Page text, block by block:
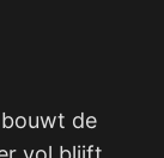
de